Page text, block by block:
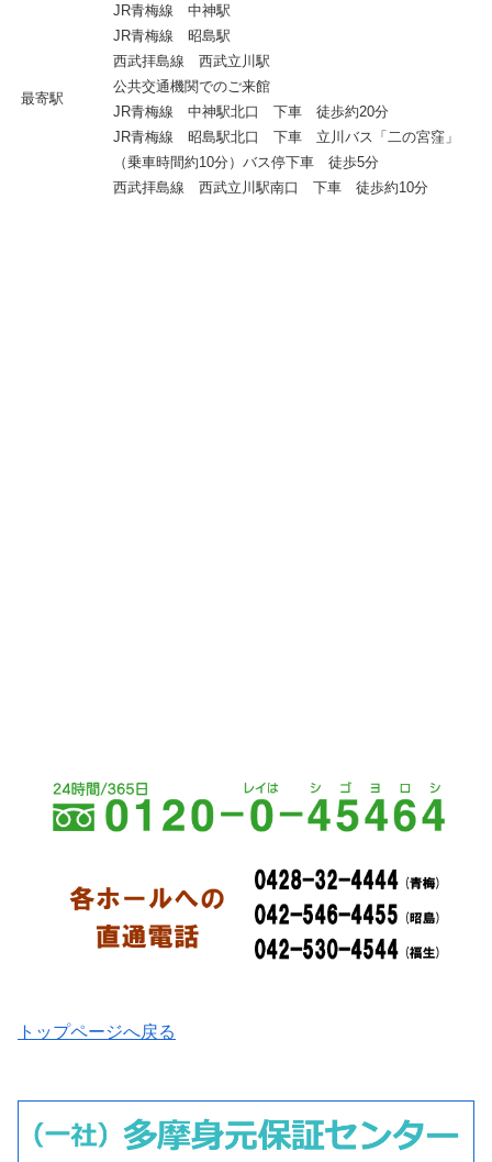
最寄駅
JR青梅線 中神駅
JR青梅線 昭島駅
西武拝島線 西武立川駅
公共交通機関でのご来館
JR青梅線 中神駅北口 下車 徒歩約20分
JR青梅線 昭島駅北口 下車 立川バス「二の宮窪」
（乗車時間約10分）バス停下車 徒歩5分
西武拝島線 西武立川駅南口 下車 徒歩約10分
トップページへ戻る